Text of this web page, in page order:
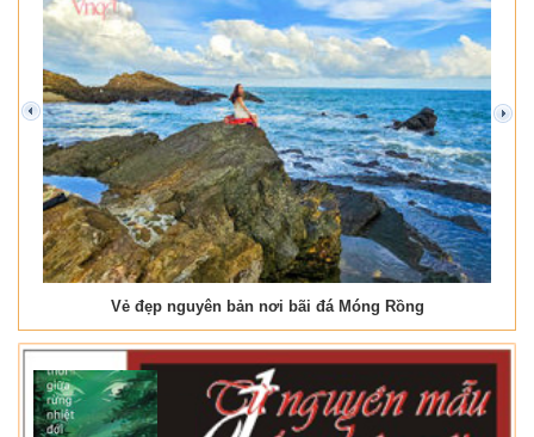
Vẻ đẹp nguyên bản nơi bãi đá Móng Rồng
prev next